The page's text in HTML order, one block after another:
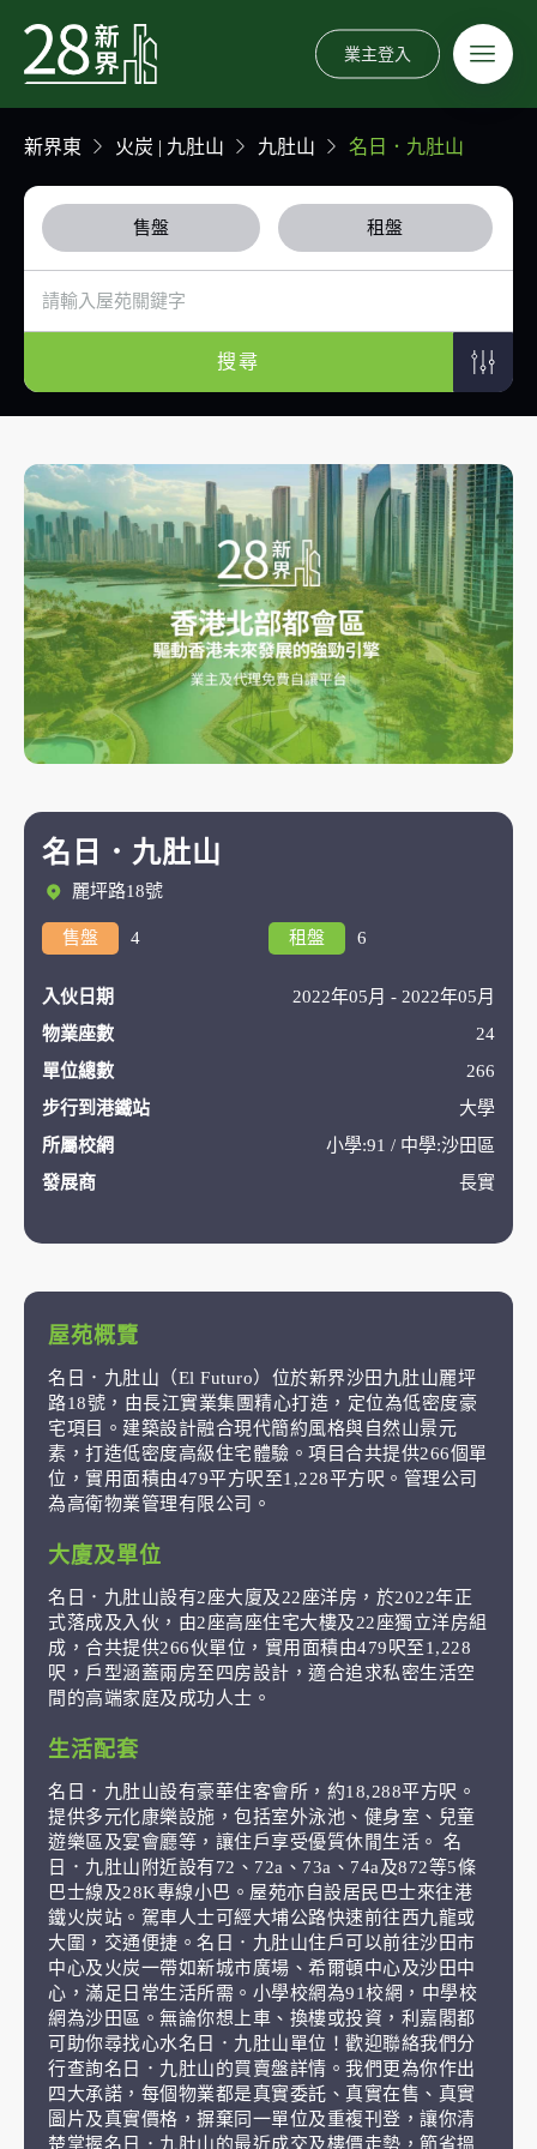
業主登入
新界東 火炭 | 九肚山 九肚山 名日．九肚山
售盤 租盤
搜尋
名日．九肚山
麗坪路18號
售盤 4 租盤 6
入伙日期
2022年05月 - 2022年05月
物業座數
24
單位總數
266
步行到港鐵站
大學
所屬校網
小學:91 / 中學:沙田區
發展商
長實
屋苑概覽
名日．九肚山（El Futuro）位於新界沙田九肚山麗坪
路18號，由長江實業集團精心打造，定位為低密度豪
宅項目。建築設計融合現代簡約風格與自然山景元
素，打造低密度高級住宅體驗。項目合共提供266個單
位，實用面積由479平方呎至1,228平方呎。管理公司
為高衛物業管理有限公司。
大廈及單位
名日．九肚山設有2座大廈及22座洋房，於2022年正
式落成及入伙，由2座高座住宅大樓及22座獨立洋房組
成，合共提供266伙單位，實用面積由479呎至1,228
呎，戶型涵蓋兩房至四房設計，適合追求私密生活空
間的高端家庭及成功人士。
生活配套
名日．九肚山設有豪華住客會所，約18,288平方呎。
提供多元化康樂設施，包括室外泳池、健身室、兒童
遊樂區及宴會廳等，讓住戶享受優質休閒生活。 名
日．九肚山附近設有72、72a、73a、74a及872等5條
巴士線及28K專線小巴。屋苑亦自設居民巴士來往港
鐵火炭站。駕車人士可經大埔公路快速前往西九龍或
大圍，交通便捷。名日．九肚山住戶可以前往沙田市
中心及火炭一帶如新城市廣場、希爾頓中心及沙田中
心，滿足日常生活所需。小學校網為91校網，中學校
網為沙田區。無論你想上車、換樓或投資，利嘉閣都
可助你尋找心水名日．九肚山單位！歡迎聯絡我們分
行查詢名日．九肚山的買賣盤詳情。我們更為你作出
四大承諾，每個物業都是真實委託、真實在售、真實
圖片及真實價格，摒棄同一單位及重複刊登，讓你清
楚掌握名日．九肚山的最近成交及樓價走勢，節省搵